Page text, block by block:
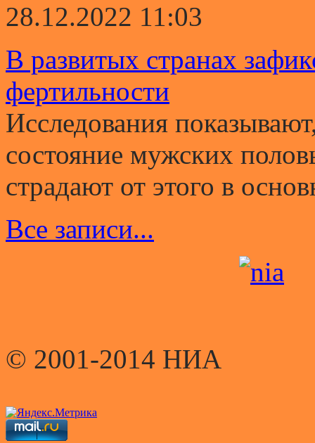
28.12.2022 11:03
В развитых странах
фертильности
Исследования
состояние мужских
страдают от этого в
Все записи...
© 2001-2014 НИА